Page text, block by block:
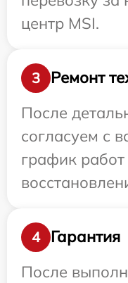
центр MSI.
3
Ремонт
После
согласуем с
график
4
Гарантия
После